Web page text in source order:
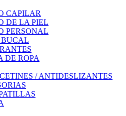
CAPILAR
DE LA PIEL
PERSONAL
DE ROPA
/ ANTIDESLIZANTES